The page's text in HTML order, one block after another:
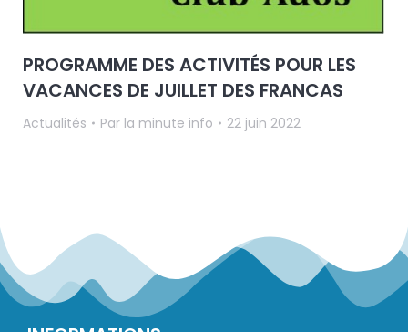
PROGRAMME DES ACTIVITÉS POUR LES
VACANCES DE JUILLET DES FRANCAS
Actualités Par la minute info 22 juin 2022